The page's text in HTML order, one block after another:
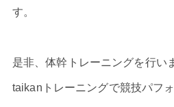
す。
是非、体幹トレーニングを行い
taikanトレーニングで競技パフ